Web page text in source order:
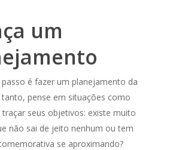
um
é fazer um planejamento da
tanto, pense em situações como
traçar seus objetivos: existe muito
não sai de jeito nenhum ou tem
se aproximando?